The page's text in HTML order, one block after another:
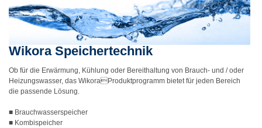
Wikora Speichertechnik
Ob für die Erwärmung, Kühlung oder Bereithaltung von Brauch- und / oder
Heizungswasser, das WikoraProduktprogramm bietet für jeden Bereich
die passende Lösung.
■ Brauchwasserspeicher
■ Kombispeicher